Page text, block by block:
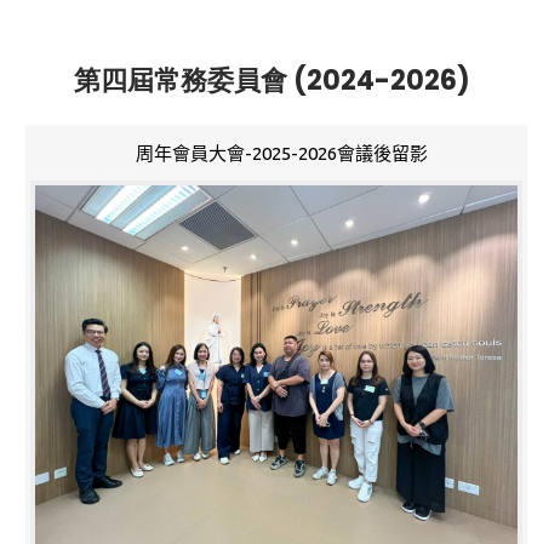
第四屆常務委員會 (2024-2026)
周年會員大會-2025-2026會議後留影